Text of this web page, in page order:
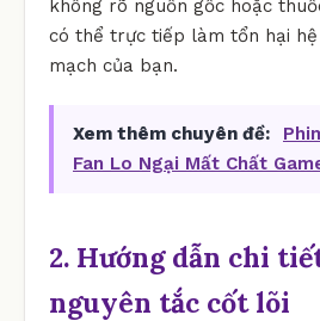
không rõ nguồn gốc hoặc
có thể trực tiếp làm tổn hại
mạch của bạn.
Xem thêm chuyên đề:
Fan Lo Ngại Mất Chất
2. Hướng dẫn chi
nguyên tắc cốt lõi